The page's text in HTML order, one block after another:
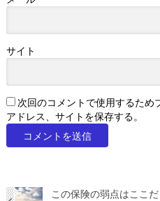
サイト
次回のコメントで使用するため
アドレス、サイトを保存する。
この保険の弱点はここ